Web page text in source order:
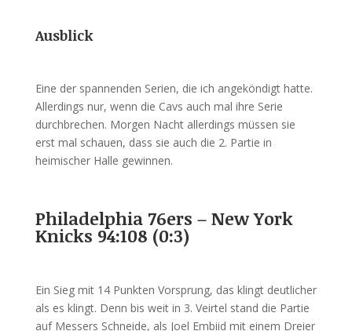
Ausblick
Eine der spannenden Serien, die ich angeköndigt hatte.
Allerdings nur, wenn die Cavs auch mal ihre Serie
durchbrechen. Morgen Nacht allerdings müssen sie
erst mal schauen, dass sie auch die 2. Partie in
heimischer Halle gewinnen.
Philadelphia 76ers – New York
Knicks 94:108 (0:3)
Ein Sieg mit 14 Punkten Vorsprung, das klingt deutlicher
als es klingt. Denn bis weit in 3. Veirtel stand die Partie
auf Messers Schneide, als Joel Embiid mit einem Dreier